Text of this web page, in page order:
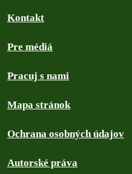
Kontakt
Pre médiá
Pracuj s nami
Mapa stránok
Ochrana osobných údajov
Autorské práva